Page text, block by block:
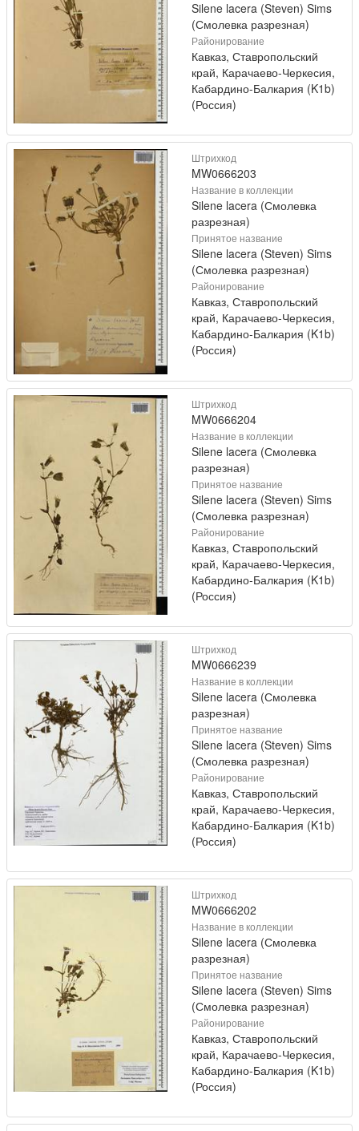
Silene lacera (Steven) Sims
(Смолевка разрезная)
Районирование
Кавказ, Ставропольский
край, Карачаево-Черкесия,
Кабардино-Балкария (K1b)
(Россия)
Штрихкод
MW0666203
Название в коллекции
Silene lacera (Смолевка
разрезная)
Принятое название
Silene lacera (Steven) Sims
(Смолевка разрезная)
Районирование
Кавказ, Ставропольский
край, Карачаево-Черкесия,
Кабардино-Балкария (K1b)
(Россия)
Штрихкод
MW0666204
Название в коллекции
Silene lacera (Смолевка
разрезная)
Принятое название
Silene lacera (Steven) Sims
(Смолевка разрезная)
Районирование
Кавказ, Ставропольский
край, Карачаево-Черкесия,
Кабардино-Балкария (K1b)
(Россия)
Штрихкод
MW0666239
Название в коллекции
Silene lacera (Смолевка
разрезная)
Принятое название
Silene lacera (Steven) Sims
(Смолевка разрезная)
Районирование
Кавказ, Ставропольский
край, Карачаево-Черкесия,
Кабардино-Балкария (K1b)
(Россия)
Штрихкод
MW0666202
Название в коллекции
Silene lacera (Смолевка
разрезная)
Принятое название
Silene lacera (Steven) Sims
(Смолевка разрезная)
Районирование
Кавказ, Ставропольский
край, Карачаево-Черкесия,
Кабардино-Балкария (K1b)
(Россия)